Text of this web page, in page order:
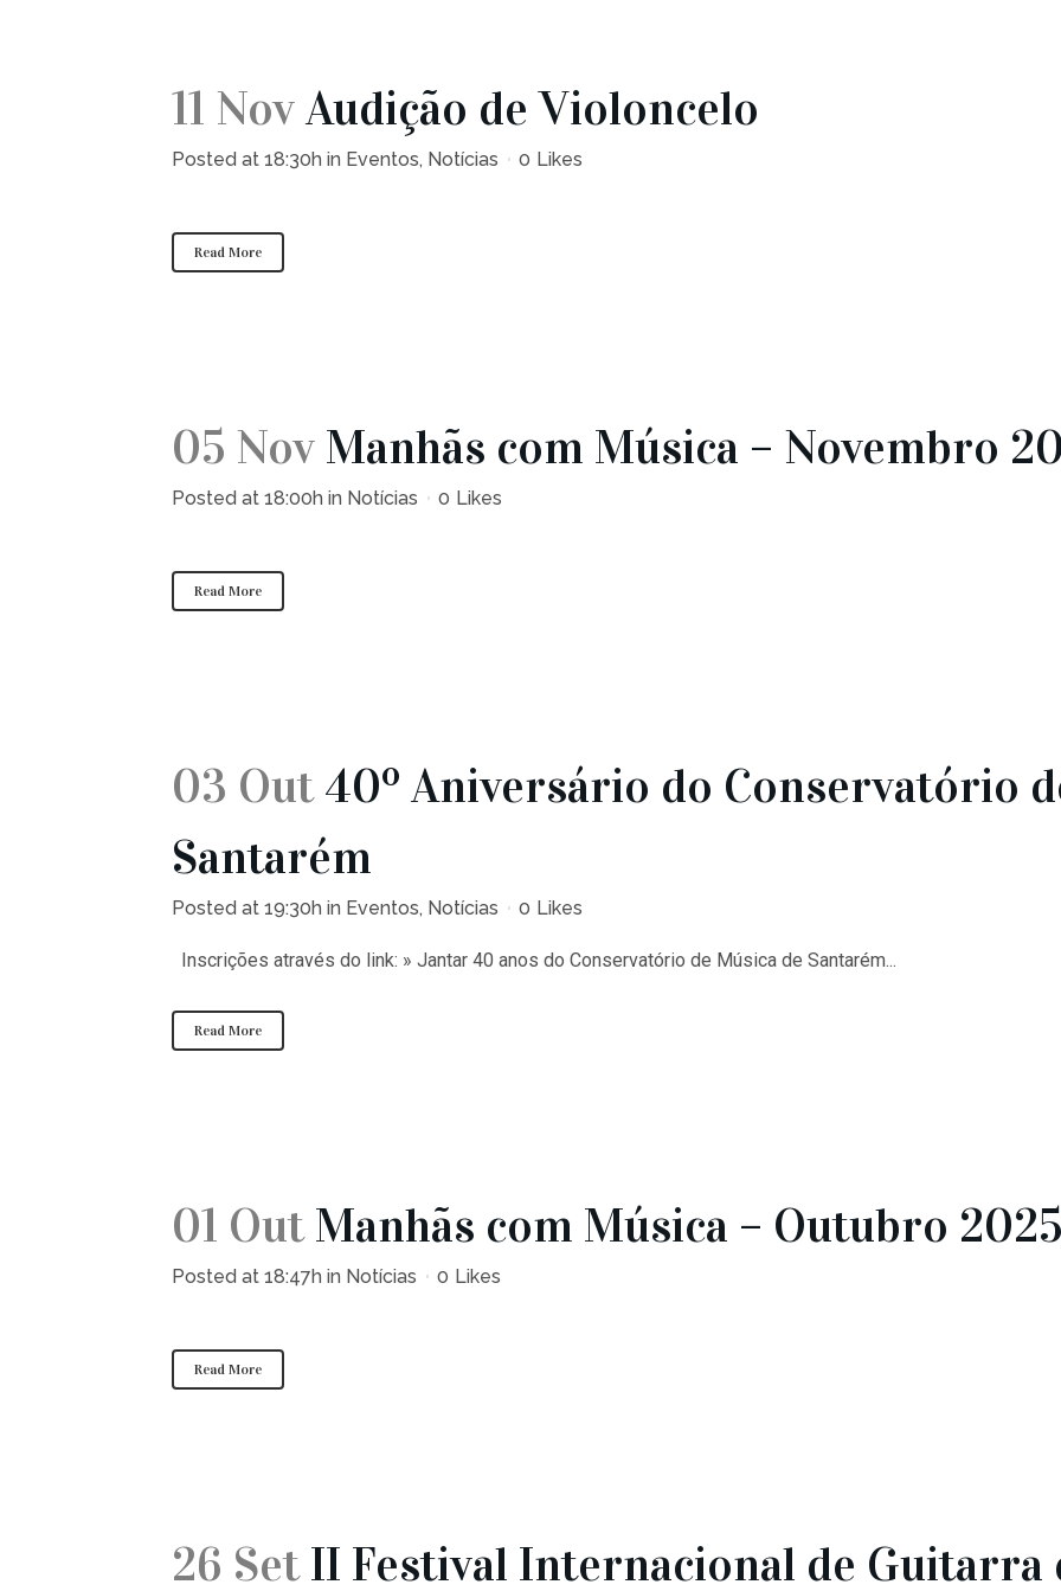
11 NovAudição de Violoncelo
Posted at 18:30h in Eventos, Notícias 0 Likes
Read More
05 Nov Manhãs com Música – Novembro
Posted at 18:00h in Notícias 0 Likes
Read More
03 Out 40º Aniversário do Conservatório
Santarém
Posted at 19:30h in Eventos, Notícias 0 Likes
Inscrições através do link: » Jantar 40 anos do Conservatório de Música de Santarém...
Read More
01 Out Manhãs com Música – Outubro 2025
Posted at 18:47h in Notícias 0 Likes
Read More
26 Set II Festival Internacional de Guitarra